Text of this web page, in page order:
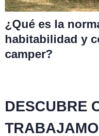
¿Qué es la
habitabilidad y
camper?
DESCUBRE